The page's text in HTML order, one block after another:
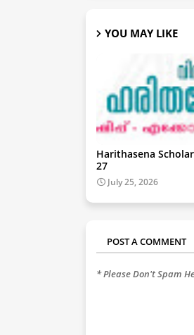
YOU MAY LIKE
Harithasena
27
July 25, 2026
POST A COMMENT
* Please Don't Spam